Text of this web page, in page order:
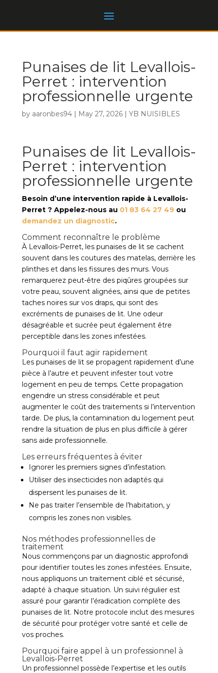
Punaises de lit Levallois-
Perret : intervention
professionnelle urgente
by aaronbes94| May 27, 2026| YB NUISIBLES
Punaises de lit Levallois-
Perret : intervention
professionnelle urgente
Besoin d’une intervention rapide à Levallois-
Perret ? Appelez-nous au 01 83 64 27 49 ou
demandez un diagnostic.
Comment reconnaître le problème
À Levallois-Perret, les punaises de lit se cachent
souvent dans les coutures des matelas, derrière les
plinthes et dans les fissures des murs. Vous
remarquerez peut-être des piqûres groupées sur
votre peau, souvent alignées, ainsi que de petites
taches noires sur vos draps, qui sont des
excréments de punaises de lit. Une odeur
désagréable et sucrée peut également être
perceptible dans les zones infestées.
Pourquoi il faut agir rapidement
Les punaises de lit se propagent rapidement d’une
pièce à l’autre et peuvent infester tout votre
logement en peu de temps. Cette propagation
engendre un stress considérable et peut
augmenter le coût des traitements si l’intervention
tarde. De plus, la contamination du logement peut
rendre la situation de plus en plus difficile à gérer
sans aide professionnelle.
Les erreurs fréquentes à éviter
Ignorer les premiers signes d’infestation.
Utiliser des insecticides non adaptés qui
dispersent les punaises de lit.
Ne pas traiter l’ensemble de l’habitation, y
compris les zones non visibles.
Nos méthodes professionnelles de
traitement
Nous commençons par un diagnostic approfondi
pour identifier toutes les zones infestées. Ensuite,
nous appliquons un traitement ciblé et sécurisé,
adapté à chaque situation. Un suivi régulier est
assuré pour garantir l’éradication complète des
punaises de lit. Notre protocole inclut des mesures
de sécurité pour protéger votre santé et celle de
vos proches.
Pourquoi faire appel à un professionnel à
Levallois-Perret
Un professionnel possède l’expertise et les outils